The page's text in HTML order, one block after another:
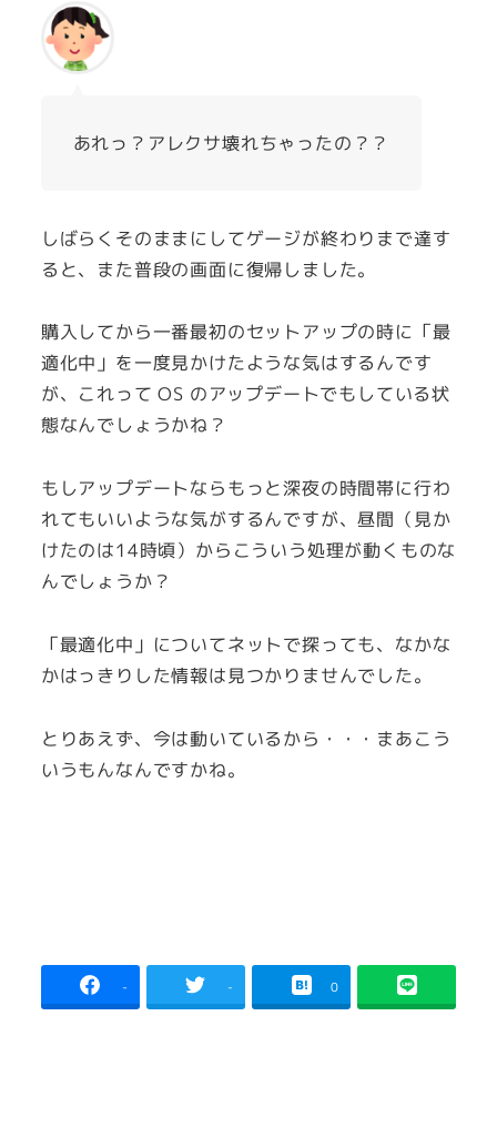
あれっ？アレクサ壊れちゃったの？？
しばらくそのままにしてゲージが終わりまで達す
ると、また普段の画面に復帰しました。
購入してから一番最初のセットアップの時に「最
適化中」を一度見かけたような気はするんです
が、これって OS のアップデートでもしている状
態なんでしょうかね？
もしアップデートならもっと深夜の時間帯に行わ
れてもいいような気がするんですが、昼間（見か
けたのは14時頃）からこういう処理が動くものな
んでしょうか？
「最適化中」についてネットで探っても、なかな
かはっきりした情報は見つかりませんでした。
とりあえず、今は動いているから・・・まあこう
いうもんなんですかね。
- - 0